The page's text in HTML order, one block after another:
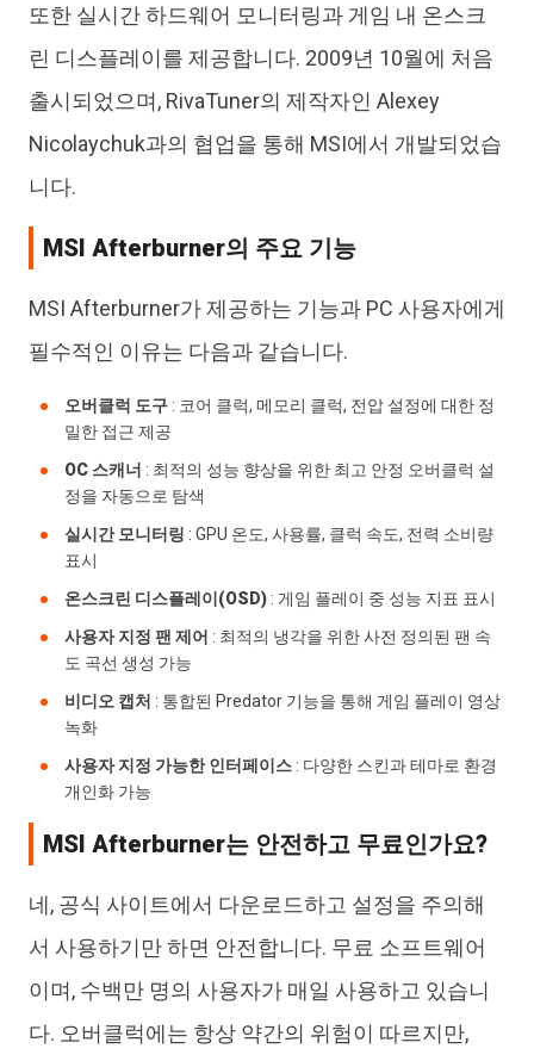
우
4. MSI Afterburner에서 스캔 시작에 실패하는 경우
6부. 최근 추천되는 MSI Afterburner 대안
EVGA Precision X1 (평점: 4.6)
Open Hardware Monitor (평점: 4.4)
MSI 애프터 버너에 관해 자주 묻는 질문들
마무리
또한 실시간 하드웨어 모니터링과 게임 내 온스크
린 디스플레이를 제공합니다. 2009년 10월에 처음
출시되었으며, RivaTuner의 제작자인 Alexey
Nicolaychuk과의 협업을 통해 MSI에서 개발되었습
니다.
MSI Afterburner의 주요 기능
MSI Afterburner가 제공하는 기능과 PC 사용자에게
필수적인 이유는 다음과 같습니다.
오버클럭 도구 : 코어 클럭, 메모리 클럭, 전압 설정에 대한 정
밀한 접근 제공
OC 스캐너 : 최적의 성능 향상을 위한 최고 안정 오버클럭 설
정을 자동으로 탐색
실시간 모니터링 : GPU 온도, 사용률, 클럭 속도, 전력 소비량
표시
온스크린 디스플레이(OSD) : 게임 플레이 중 성능 지표 표시
사용자 지정 팬 제어 : 최적의 냉각을 위한 사전 정의된 팬 속
도 곡선 생성 가능
비디오 캡처 : 통합된 Predator 기능을 통해 게임 플레이 영상
녹화
사용자 지정 가능한 인터페이스 : 다양한 스킨과 테마로 환경
개인화 가능
MSI Afterburner는 안전하고 무료인가요?
네, 공식 사이트에서 다운로드하고 설정을 주의해
서 사용하기만 하면 안전합니다. 무료 소프트웨어
이며, 수백만 명의 사용자가 매일 사용하고 있습니
다. 오버클럭에는 항상 약간의 위험이 따르지만,